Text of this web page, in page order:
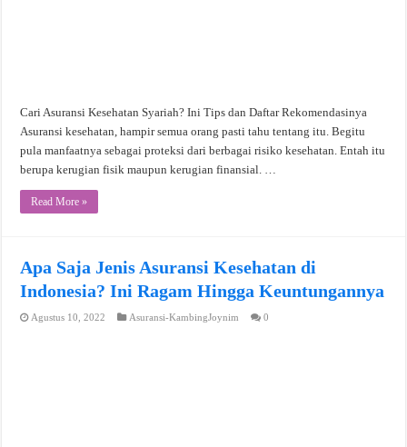
Cari Asuransi Kesehatan Syariah? Ini Tips dan Daftar Rekomendasinya
Asuransi kesehatan, hampir semua orang pasti tahu tentang itu. Begitu
pula manfaatnya sebagai proteksi dari berbagai risiko kesehatan. Entah itu
berupa kerugian fisik maupun kerugian finansial. …
Read More »
Apa Saja Jenis Asuransi Kesehatan di
Indonesia? Ini Ragam Hingga Keuntungannya
Agustus 10, 2022 Asuransi-KambingJoynim 0